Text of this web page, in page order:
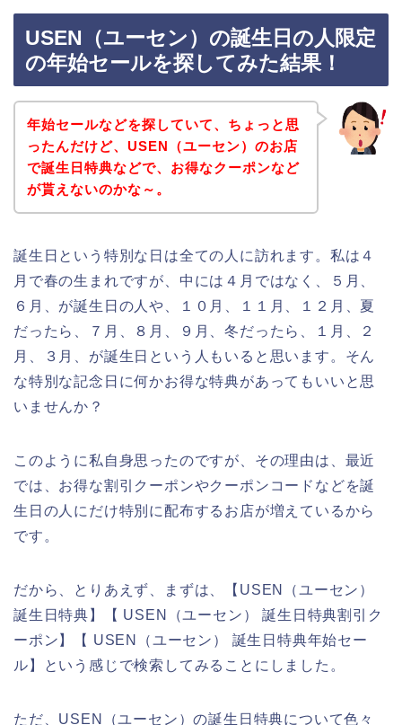
USEN（ユーセン）の誕生日の人限定
の年始セールを探してみた結果！
年始セールなどを探していて、ちょっと思
ったんだけど、USEN（ユーセン）のお店
で誕生日特典などで、お得なクーポンなど
が貰えないのかな～。
誕生日という特別な日は全ての人に訪れます。私は４
月で春の生まれですが、中には４月ではなく、５月、
６月、が誕生日の人や、１０月、１１月、１２月、夏
だったら、７月、８月、９月、冬だったら、１月、２
月、３月、が誕生日という人もいると思います。そん
な特別な記念日に何かお得な特典があってもいいと思
いませんか？
このように私自身思ったのですが、その理由は、最近
では、お得な割引クーポンやクーポンコードなどを誕
生日の人にだけ特別に配布するお店が増えているから
です。
だから、とりあえず、まずは、【USEN（ユーセン）
誕生日特典】【 USEN（ユーセン） 誕生日特典割引ク
ーポン】【 USEN（ユーセン） 誕生日特典年始セー
ル】という感じで検索してみることにしました。
ただ、USEN（ユーセン）の誕生日特典について色々